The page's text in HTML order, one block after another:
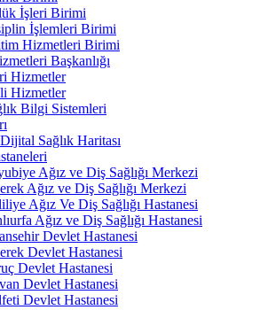
İşleri Birimi
İşlemleri Birimi
Hizmetleri Birimi
Başkanlığı
Hizmetler
Hizmetler
Bilgi Sistemleri
Sağlık Haritası
Ağız ve Diş Sağlığı Merkezi
Ağız ve Diş Sağlığı Merkezi
Ağız Ve Diş Sağlığı Hastanesi
Ağız ve Diş Sağlığı Hastanesi
Devlet Hastanesi
Devlet Hastanesi
Devlet Hastanesi
Devlet Hastanesi
Devlet Hastanesi